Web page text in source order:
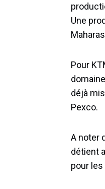
Une
Pour
déjà
Pexco.
A noter
détient
pour